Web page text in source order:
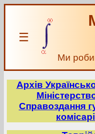
☰
Ми
Архів
Справоздання